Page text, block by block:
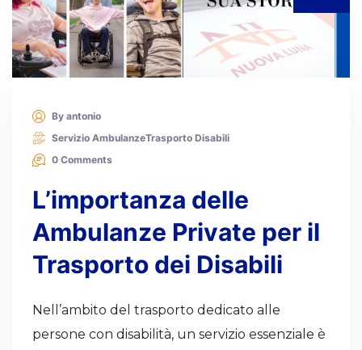
By antonio
Servizio AmbulanzeTrasporto Disabili
0 Comments
L’importanza delle
Ambulanze Private per il
Trasporto dei Disabili
Nell’ambito del trasporto dedicato alle
persone con disabilità, un servizio essenziale è